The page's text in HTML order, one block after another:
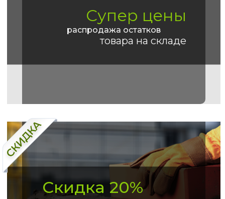
Супер цены
распродажа остатков
товара на складе
Скидка 20%